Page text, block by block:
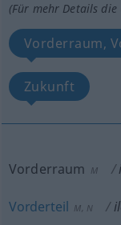
(Für mehr Details
Vorderraum,
Zukunft
Vorderraum M
Vorderteil M, N